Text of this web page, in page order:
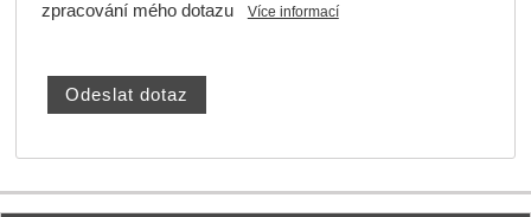
zpracování mého dotazu
Více informací